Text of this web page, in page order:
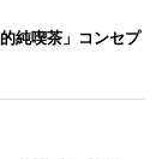
純喫茶」コンセプ